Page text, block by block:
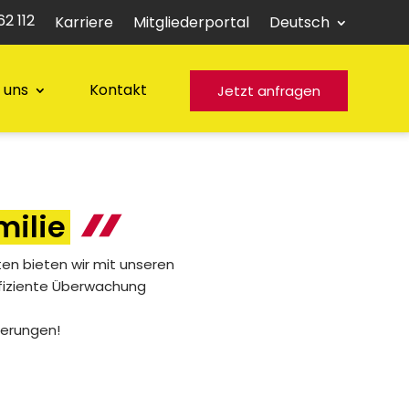
112 Karriere Mitgliederportal Deutsch
Kontakt Jetzt anfragen
bieten wir mit unseren
Überwachung